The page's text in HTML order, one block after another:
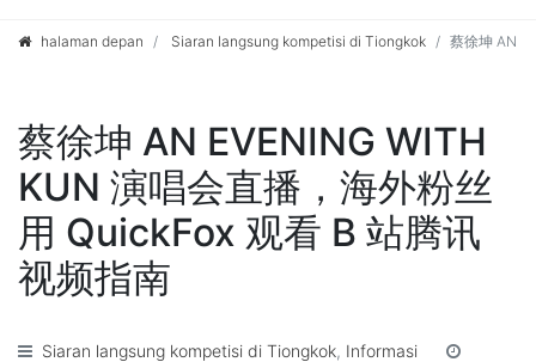
halaman depan Siaran langsung kompetisi di Tiongkok 蔡徐坤 AN
蔡徐坤 AN EVENING WITH
KUN 演唱会直播，海外粉丝
用 QuickFox 观看 B 站腾讯
视频指南
Siaran langsung kompetisi di Tiongkok, Informasi